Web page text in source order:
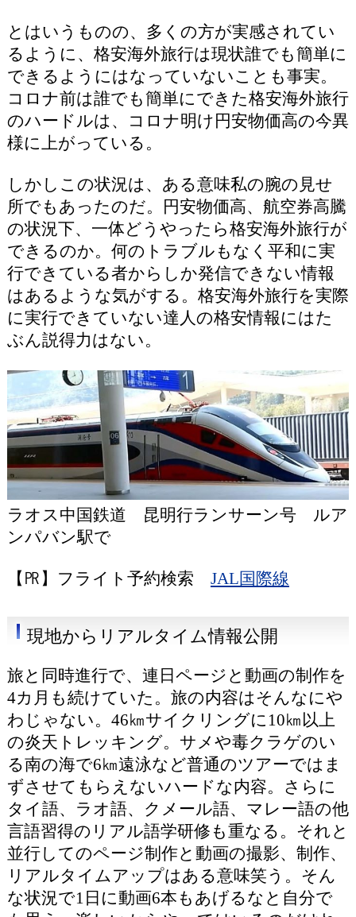
とはいうものの、多くの方が実感されてい
るように、格安海外旅行は現状誰でも簡単に
できるようにはなっていないことも事実。
コロナ前は誰でも簡単にできた格安海外旅行
のハードルは、コロナ明け円安物価高の今異
様に上がっている。
しかしこの状況は、ある意味私の腕の見せ
所でもあったのだ。円安物価高、航空券高騰
の状況下、一体どうやったら格安海外旅行が
できるのか。何のトラブルもなく平和に実
行できている者からしか発信できない情報
はあるような気がする。格安海外旅行を実際
に実行できていない達人の格安情報にはた
ぶん説得力はない。
ラオス中国鉄道 昆明行ランサーン号 ルア
ンパバン駅で
【㏚】フライト予約検索 JAL国際線
現地からリアルタイム情報公開
旅と同時進行で、連日ページと動画の制作を
4カ月も続けていた。旅の内容はそんなにや
わじゃない。46㎞サイクリングに10㎞以上
の炎天トレッキング。サメや毒クラゲのい
る南の海で6㎞遠泳など普通のツアーではま
ずさせてもらえないハードな内容。さらに
タイ語、ラオ語、クメール語、マレー語の他
言語習得のリアル語学研修も重なる。それと
並行してのページ制作と動画の撮影、制作、
リアルタイムアップはある意味笑う。そん
な状況で1日に動画6本もあげるなと自分で